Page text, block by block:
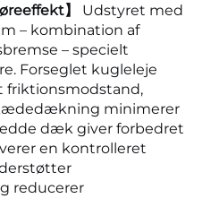
】 Udstyret med
– kombination af
– specielt
Forseglet kugleleje
friktionsmodstand,
minimerer
dæk giver forbedret
en kontrolleret
reducerer